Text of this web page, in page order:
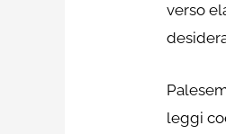
verso
leggi